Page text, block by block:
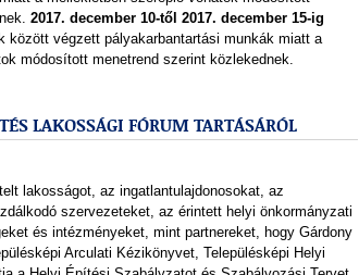
2017. december 10-től 2017. december 15-ig
között végzett pályakarbantartási munkák miatt a
módosított menetrend szerint közlekednek.
LAKOSSÁGI FÓRUM TARTÁSÁRÓL
lakosságot, az ingatlantulajdonosokat, az
szervezeteket, az érintett helyi önkormányzati
és intézményeket, mint partnereket, hogy Gárdony
Arculati Kézikönyvet, Településképi Helyi